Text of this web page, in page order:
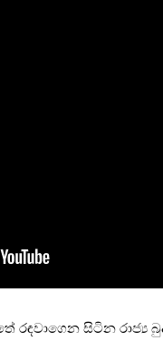
රඳවාගෙන සිටින